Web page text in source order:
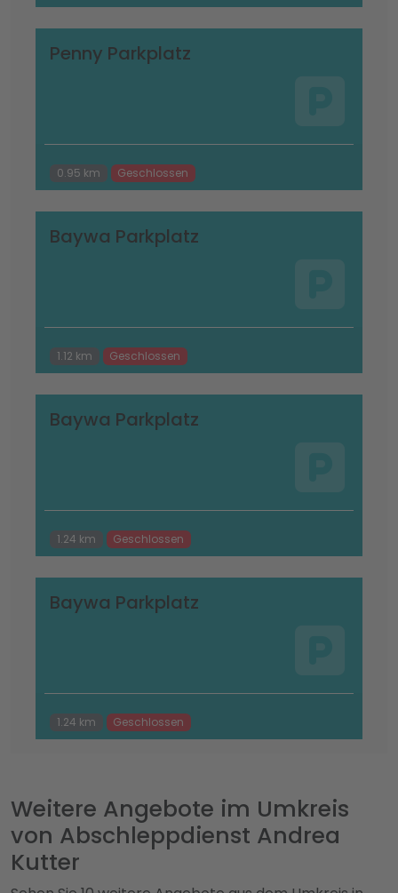
Penny Parkplatz
0.95 km Geschlossen
Baywa Parkplatz
1.12 km Geschlossen
Baywa Parkplatz
1.24 km Geschlossen
Baywa Parkplatz
1.24 km Geschlossen
Weitere Angebote im Umkreis
von Abschleppdienst Andrea
Kutter